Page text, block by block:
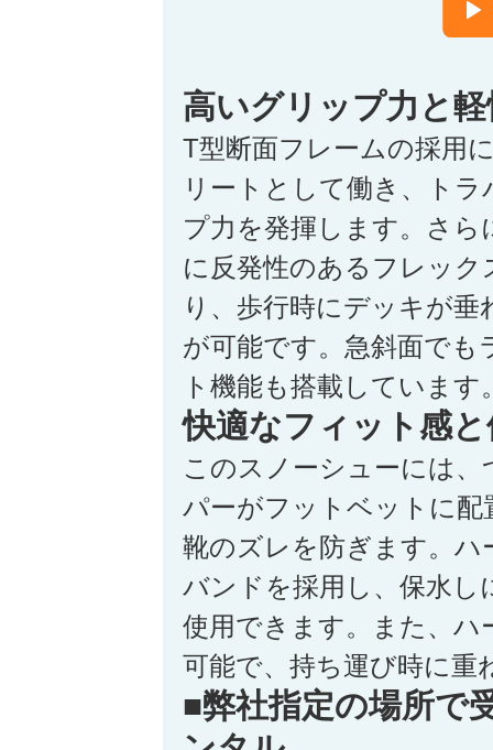
高いグリップ力と
T型断面フレームの採用
リートとして働き、ト
プ力を発揮します。さ
に反発性のあるフレッ
り、歩行時にデッキが
が可能です。急斜面で
ト機能も搭載しています
快適なフィット感
このスノーシューには
パーがフットベットに
靴のズレを防ぎます。
バンドを採用し、保水し
使用できます。また、
可能で、持ち運び時に重
■弊社指定の場所で